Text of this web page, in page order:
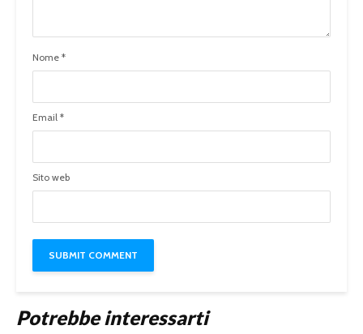
Nome *
Email *
Sito web
Potrebbe interessarti